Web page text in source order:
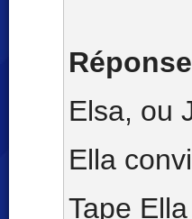
Elsa, ou
Ella
Tape